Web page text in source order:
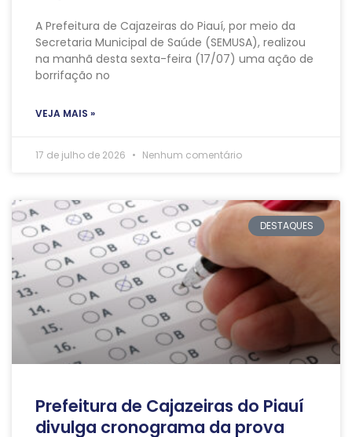
A Prefeitura de Cajazeiras do Piauí, por meio da
Secretaria Municipal de Saúde (SEMUSA), realizou
na manhã desta sexta-feira (17/07) uma ação de
borrifação no
VEJA MAIS »
17 de julho de 2026 Nenhum comentário
DESTAQUES
Prefeitura de Cajazeiras do Piauí
divulga cronograma da prova